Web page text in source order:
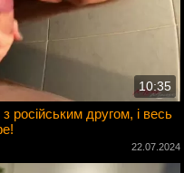
10:35
російським другом, і весь
22.07.2024